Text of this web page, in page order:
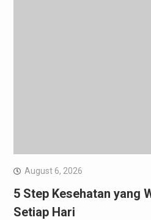
August 6, 2026
5 Step Kesehatan yang
Setiap Hari